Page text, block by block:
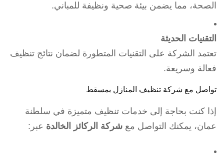
الصحة، مما يضمن بيئة صحية ونظيفة للمباني.
التقنيات الحديثة
تعتمد الشركة على التقنيات المتطورة لضمان نتائج تنظيف
فعالة وسريعة.
تواصل مع شركة تنظيف المنازل بمسقط
إذا كنت بحاجة إلى خدمات تنظيف متميزة في سلطنة
عمان، يمكنك التواصل مع شركة الركائز الخالدة عبر: